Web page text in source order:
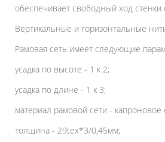
обеспечивает свободный ход стенки
Вертикальные и горизонтальные
Рамовая сеть имеет следующие
усадка по высоте - 1 к 2;
усадка по длине - 1 к 3;
материал рамовой сети - капроновое
толщина - 29tex*3/0,45мм;